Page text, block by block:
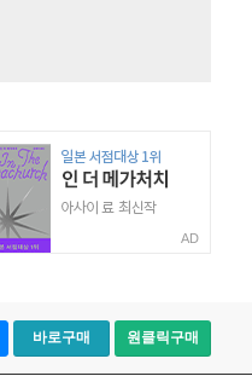
AD
바로구매 원클릭구매